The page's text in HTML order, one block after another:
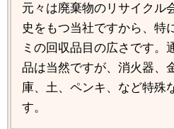
元々は廃棄物のリサイクル
史をもつ当社ですから、特
ミの回収品目の広さです。
品は当然ですが、消火器、
庫、土、ペンキ、など特殊
す。